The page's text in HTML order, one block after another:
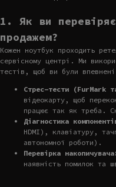
1. Як ви
продажем?
Кожен ноутбук проходить
сервісному центрі. Ми
тестів, щоб ви були
Стрес-тести (FurMark
відеокарту, щоб
працює так як треба.
Діагностика
HDMI), клавіатуру,
автономної роботи).
Перевірка
наявність помилок та